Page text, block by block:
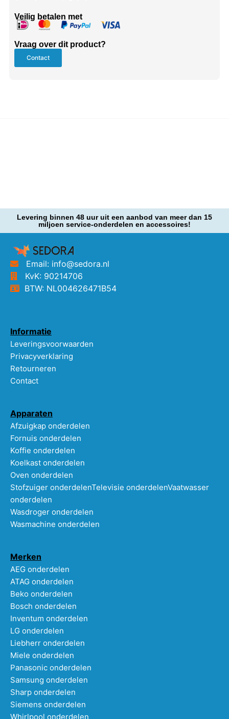
Veilig betalen met
Vraag over dit product?
Contact
Levering binnen 48 uur uit een aanbod van meer dan 15
miljoen service-onderdelen en accessoires!
Email: info@sedora.nl
KvK: 90214706
BTW: NL004626471B54
Informatie
Leveringsvoorwaarden
Privacyverklaring
Retourneren
Contact
Apparaten
Afzuigkap onderdelen
Fornuis onderdelen
Koffie onderdelen
Koelkast onderdelen
Oven onderdelen
Stofzuiger onderdelenTelevisie onderdelenVaatwasser
onderdelen
Wasdroger onderdelen
Wasmachine onderdelen
Merken
AEG onderdelen
ATAG onderdelen
Beko onderdelen
Bosch onderdelen
Inventum onderdelen
LG onderdelen
Liebherr onderdelen
Miele onderdelen
Panasonic onderdelen
Samsung onderdelen
Sharp onderdelen
Siemens onderdelen
Whirlpool onderdelen